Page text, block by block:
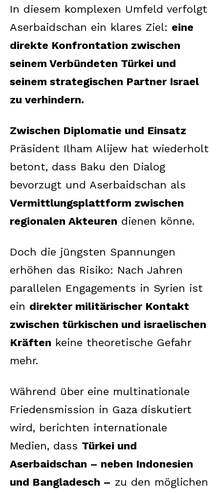
In diesem komplexen Umfeld verfolgt
Aserbaidschan ein klares Ziel: eine
direkte Konfrontation zwischen
seinem Verbündeten Türkei und
seinem strategischen Partner Israel
zu verhindern.
Zwischen Diplomatie und Einsatz
Präsident Ilham Alijew hat wiederholt
betont, dass Baku den Dialog
bevorzugt und Aserbaidschan als
Vermittlungsplattform zwischen
regionalen Akteuren dienen könne.
Doch die jüngsten Spannungen
erhöhen das Risiko: Nach Jahren
parallelen Engagements in Syrien ist
ein direkter militärischer Kontakt
zwischen türkischen und israelischen
Kräften keine theoretische Gefahr
mehr.
Während über eine multinationale
Friedensmission in Gaza diskutiert
wird, berichten internationale
Medien, dass Türkei und
Aserbaidschan – neben Indonesien
und Bangladesch – zu den möglichen